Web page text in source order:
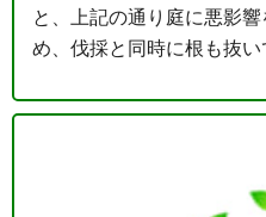
と、上記の通り庭に悪影
め、伐採と同時に根も抜い